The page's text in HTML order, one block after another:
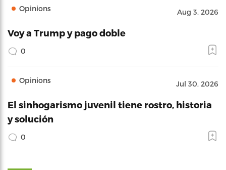
Opinions Aug 3, 2026
Voy a Trump y pago doble
0
Opinions Jul 30, 2026
El sinhogarismo juvenil tiene rostro, historia
y solución
0